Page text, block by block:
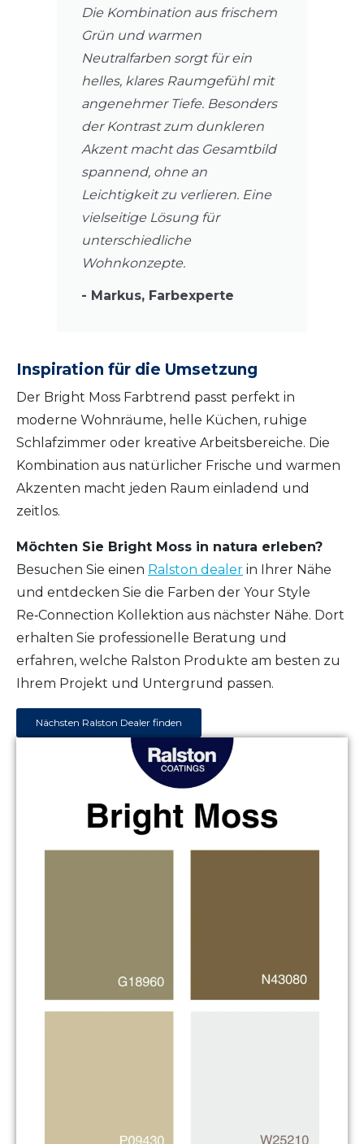
Die Kombination aus frischem
Grün und warmen
Neutralfarben sorgt für ein
helles, klares Raumgefühl mit
angenehmer Tiefe. Besonders
der Kontrast zum dunkleren
Akzent macht das Gesamtbild
spannend, ohne an
Leichtigkeit zu verlieren. Eine
vielseitige Lösung für
unterschiedliche
Wohnkonzepte.
- Markus, Farbexperte
Inspiration für die Umsetzung
Der Bright Moss Farbtrend passt perfekt in
moderne Wohnräume, helle Küchen, ruhige
Schlafzimmer oder kreative Arbeitsbereiche. Die
Kombination aus natürlicher Frische und warmen
Akzenten macht jeden Raum einladend und
zeitlos.
Möchten Sie Bright Moss in natura erleben?
Besuchen Sie einen Ralston dealer in Ihrer Nähe
und entdecken Sie die Farben der Your Style
Re‑Connection Kollektion aus nächster Nähe. Dort
erhalten Sie professionelle Beratung und
erfahren, welche Ralston Produkte am besten zu
Ihrem Projekt und Untergrund passen.
Nächsten Ralston Dealer finden